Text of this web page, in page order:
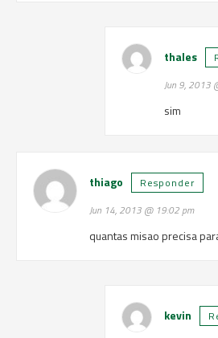
thales
Jun 9, 2013
sim
thiago Responder
Jun 14, 2013 @ 19:02 pm
quantas misao precisa
kevin